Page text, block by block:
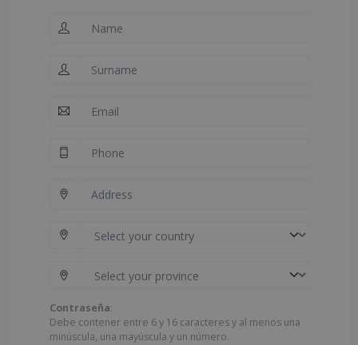
Contraseña:
Debe contener entre 6 y 16 caracteres y al menos una
minúscula, una mayúscula y un número.